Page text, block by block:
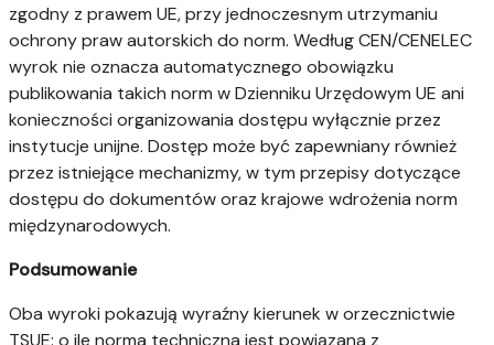
zgodny z prawem UE, przy jednoczesnym utrzymaniu
ochrony praw autorskich do norm. Według CEN/CENELEC
wyrok nie oznacza automatycznego obowiązku
publikowania takich norm w Dzienniku Urzędowym UE ani
konieczności organizowania dostępu wyłącznie przez
instytucje unijne. Dostęp może być zapewniany również
przez istniejące mechanizmy, w tym przepisy dotyczące
dostępu do dokumentów oraz krajowe wdrożenia norm
międzynarodowych.
Podsumowanie
Oba wyroki pokazują wyraźny kierunek w orzecznictwie
TSUE: o ile norma techniczna jest powiązana z